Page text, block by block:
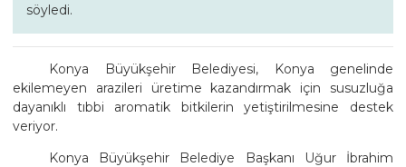
söyledi.
Konya Büyükşehir Belediyesi, Konya genelinde
ekilemeyen arazileri üretime kazandırmak için susuzluğa
dayanıklı tıbbi aromatik bitkilerin yetiştirilmesine destek
veriyor.
Konya Büyükşehir Belediye Başkanı Uğur İbrahim